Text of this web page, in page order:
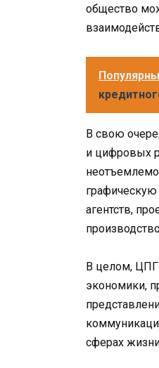
общество
В свою
и цифровых
агентств,
В целом, ЦПГ
экономики,
сферах